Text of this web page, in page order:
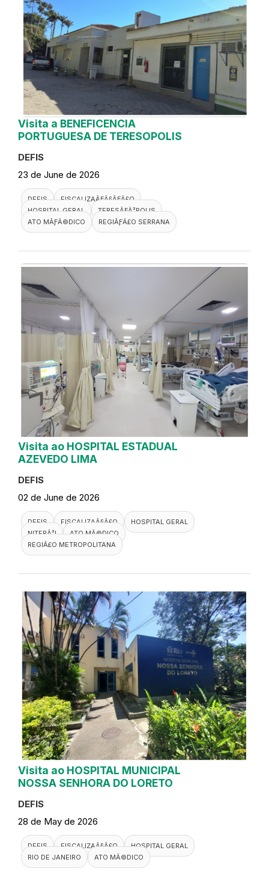
Visita a BENEFICENCIA
PORTUGUESA DE TERESOPOLIS
DEFIS
23 de June de 2026
DEFIS
FISCALIZAÃƑÂ§ÃƑÂ£O
HOSPITAL GERAL
TERESÃƑÂ³POLIS
ATO MÃƑÂ©DICO
REGIÃƑÂ£O SERRANA
Visita ao HOSPITAL ESTADUAL
AZEVEDO LIMA
DEFIS
02 de June de 2026
DEFIS FISCALIZAÃ§Ã£O
HOSPITAL GERAL
NITERÃ³I
ATO MÃ©DICO
REGIÃ£O METROPOLITANA
Visita ao HOSPITAL MUNICIPAL
NOSSA SENHORA DO LORETO
DEFIS
28 de May de 2026
DEFIS FISCALIZAÃ§Ã£O
HOSPITAL GERAL
RIO DE JANEIRO
ATO MÃ©DICO